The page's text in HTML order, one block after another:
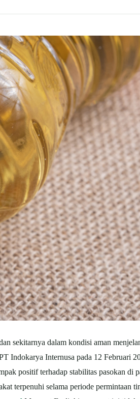
sekitarnya dalam kondisi aman
Indokarya Internusa pada 12 Februari
positif terhadap stabilitas pasokan di
terpenuhi selama periode permintaan